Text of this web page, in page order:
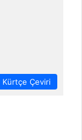
Kürtçe Çeviri